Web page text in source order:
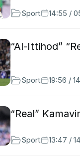
Sport 14:55 /
“Al-Ittihod”
Sport 19:56 /
“Real”
Sport 13:47 /